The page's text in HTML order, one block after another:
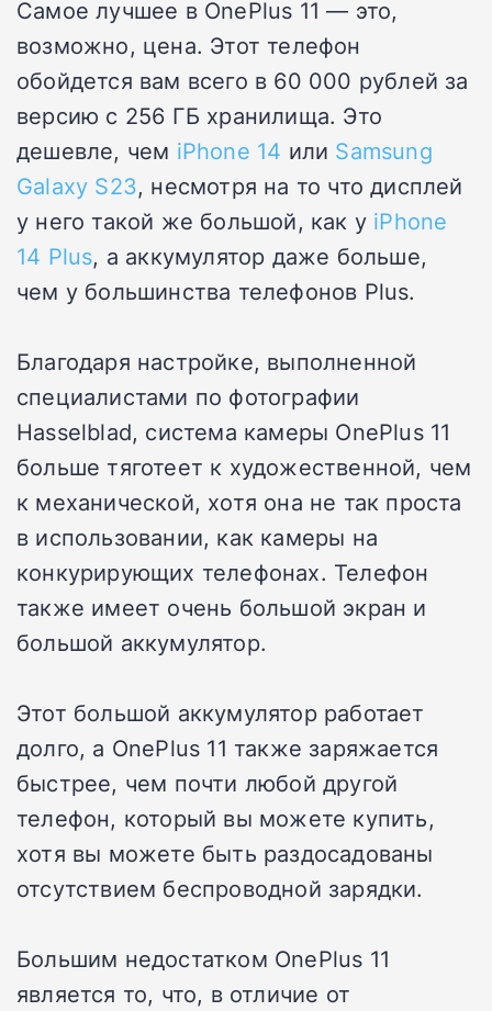
Самое лучшее в OnePlus 11 — это,
возможно, цена. Этот телефон
обойдется вам всего в 60 000 рублей за
версию с 256 ГБ хранилища. Это
дешевле, чем iPhone 14 или Samsung
Galaxy S23, несмотря на то что дисплей
у него такой же большой, как у iPhone
14 Plus, а аккумулятор даже больше,
чем у большинства телефонов Plus.
Благодаря настройке, выполненной
специалистами по фотографии
Hasselblad, система камеры OnePlus 11
больше тяготеет к художественной, чем
к механической, хотя она не так проста
в использовании, как камеры на
конкурирующих телефонах. Телефон
также имеет очень большой экран и
большой аккумулятор.
Этот большой аккумулятор работает
долго, а OnePlus 11 также заряжается
быстрее, чем почти любой другой
телефон, который вы можете купить,
хотя вы можете быть раздосадованы
отсутствием беспроводной зарядки.
Большим недостатком OnePlus 11
является то, что, в отличие от